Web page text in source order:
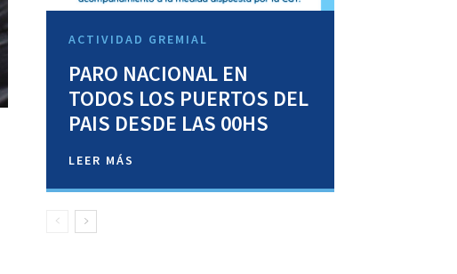
ACTIVIDAD GREMIAL
PARO NACIONAL EN
TODOS LOS PUERTOS DEL
PAIS DESDE LAS 00HS
LEER MÁS